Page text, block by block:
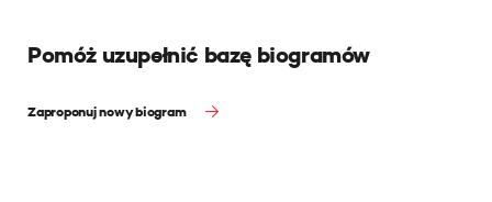
Pomóż uzupełnić bazę biogramów
Zaproponuj nowy biogram